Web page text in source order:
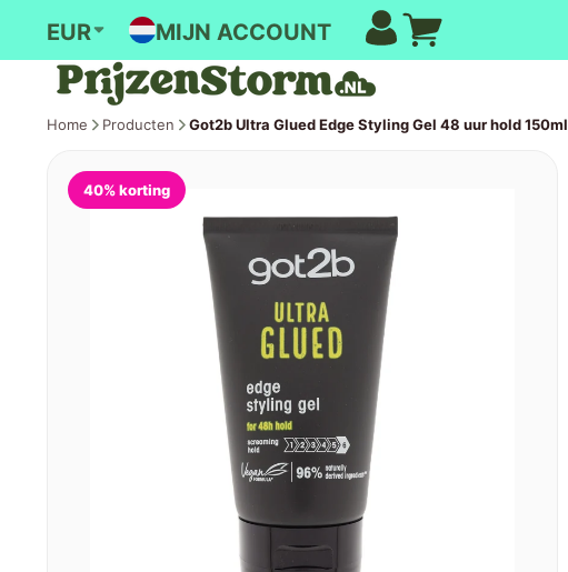
EUR MIJN ACCOUNT
Home Producten Got2b Ultra Glued Edge Styling Gel 48 uur hold 150ml
40% korting